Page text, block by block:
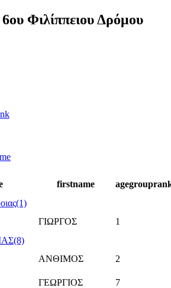
Φιλίππειου Δρόμου
firstname
(1)
ΓΙΩΡΓΟΣ
1
(8)
ΑΝΘΙΜΟΣ 2
ΓΕΩΡΓΙΟΣ 7